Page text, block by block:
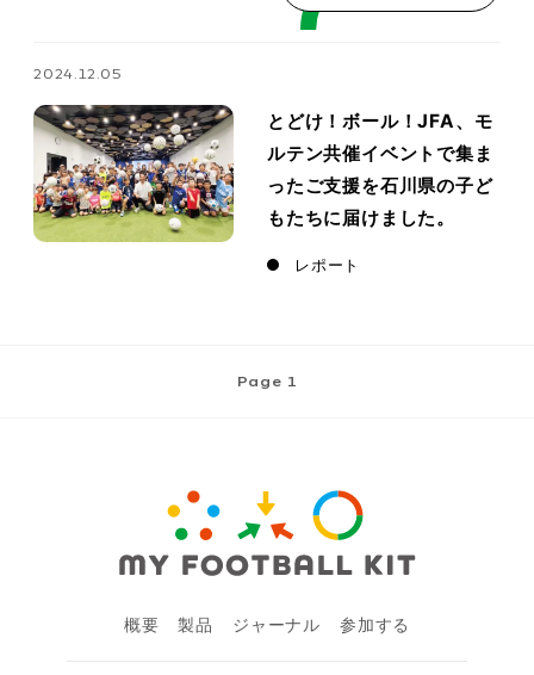
2024.12.05
とどけ！ボール！JFA、モ
ルテン共催イベントで集ま
ったご支援を石川県の子ど
もたちに届けました。
レポート
Page 1
概要 製品 ジャーナル 参加する